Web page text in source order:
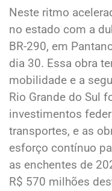
Neste ritmo
no estado com a
BR-290, em
dia 30. Essa obra
mobilidade e a
Rio Grande do Sul
investimentos
transportes, e as
esforço contínuo
as enchentes de
R$ 570 milhões